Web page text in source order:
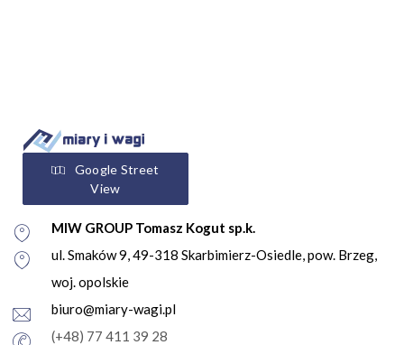
Google Street
View
MIW GROUP Tomasz Kogut sp.k.
ul. Smaków 9, 49-318 Skarbimierz-Osiedle, pow. Brzeg,
woj. opolskie
biuro@miary-wagi.pl
(+48) 77 411 39 28